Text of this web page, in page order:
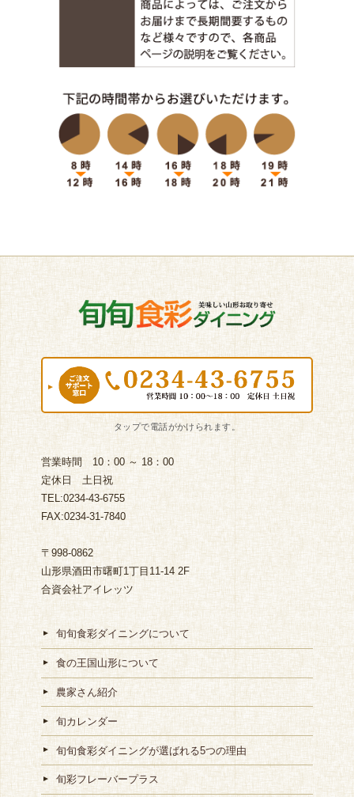
営業時間 10：00 ～ 18：00
定休日 土日祝
TEL:0234-43-6755
FAX:0234-31-7840
〒998-0862
山形県酒田市曙町1丁目11-14 2F
合資会社アイレッツ
旬旬食彩ダイニングについて
食の王国山形について
農家さん紹介
旬カレンダー
旬旬食彩ダイニングが選ばれる5つの理由
旬彩フレーバープラス